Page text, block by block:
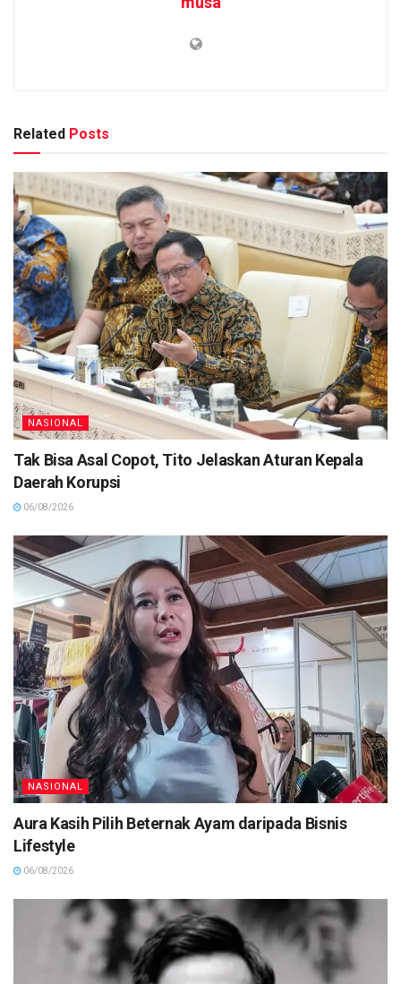
Related Posts
NASIONAL
Tak Bisa Asal Copot, Tito Jelaskan Aturan Kepala
Daerah Korupsi
06/08/2026
NASIONAL
Aura Kasih Pilih Beternak Ayam daripada Bisnis
Lifestyle
06/08/2026